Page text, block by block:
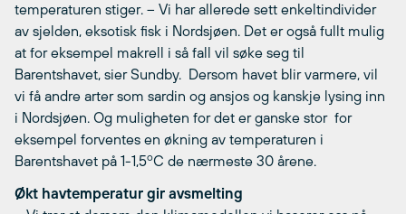
temperaturen stiger. – Vi har allerede sett enkeltindivider
av sjelden, eksotisk fisk i Nordsjøen. Det er også fullt mulig
at for eksempel makrell i så fall vil søke seg til
Barentshavet, sier Sundby.  Dersom havet blir varmere, vil
vi få andre arter som sardin og ansjos og kanskje lysing inn
i Nordsjøen. Og muligheten for det er ganske stor  for
eksempel forventes en økning av temperaturen i
Barentshavet på 1-1,5oC de nærmeste 30 årene.
Økt havtemperatur gir avsmelting